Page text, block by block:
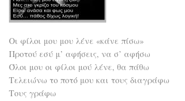
Οι φίλοι μου μου λένε «κάνε πίσω»
Προτού εσύ μ’ αφήσεις, να σ’ αφήσω
Όλοι μου οι φίλοι μού λένε, θα πάθω
Τελειώνω το ποτό μου και τους διαγράφω
Τους γράφω